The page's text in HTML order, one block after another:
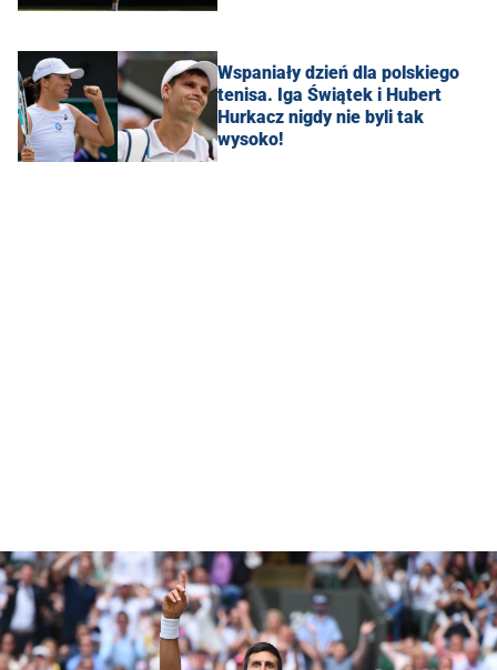
Wspaniały dzień dla polskiego
tenisa. Iga Świątek i Hubert
Hurkacz nigdy nie byli tak
wysoko!